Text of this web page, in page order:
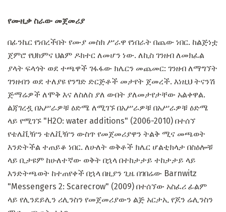
የሙዚቃ ስራው መጀመሪያ
በፊንኬር የነበረችበት የሙያ መስክ ሥራዋ የነበራት በጨው ነበር. ከልጅነቷ
ጀምሮ የህክምና ህልም ዶክተር ለመሆን ነው. ለኪስ ገንዘብ ለመክፈል
ያላት ፍላጎት ወደ ተጫዋች ገፋፋው ክሌርን መጨመር: ገንዘብ ለማግኘት
ገንዘብን ወደ ተለያዩ የንግድ ድርጅቶች መታየት ጀመረች. እነዚህ ትናንሽ
ጅማሬዎች ለሞቅ እና ለስለስ ያለ ውበት ያለመታየታቸው አልቀዋል.
ልጃገረዷ በአሥራዎቹ ዕድሜ ለሚገኙ በአሥራዎቹ በአሥራዎቹ ዕድሜ
ላይ የሚገኙ "H2O: water additions" (2006-2010) በተሰኘ
የቴሌቪዥን ቴሌቪዥን ውስጥ የመጀመሪያዋን ትልቅ ሚና መጫወት
እንድትችል ተጠይቆ ነበር. ለሁለት ወቅቶች ክሌር ሆልቲክላታ በስዕሎቹ
ላይ ቢታዩም ከሁለተኛው ወቅት በኋላ በተከታታይ ተከታታይ ላይ
እንድትጫወት ከተጠየቀች በኋላ በዚያን ጊዜ በገበሬው Barnwitz
"Messengers 2: Scarecrow" (2009) በተሰኘው አስፈሪ ፊልም
ላይ የሊንደይሊን ሪሊንስን የመጀመሪያውን ልጅ አርታኢ የጆን ሬሊንስን